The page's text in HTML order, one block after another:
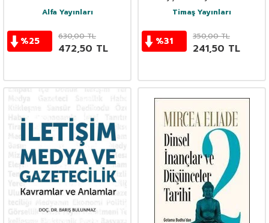
Alfa Yayınları
%25 630,00TL
472,50 TL
Timaş Yayınları
%31 350,00TL
241,50 TL